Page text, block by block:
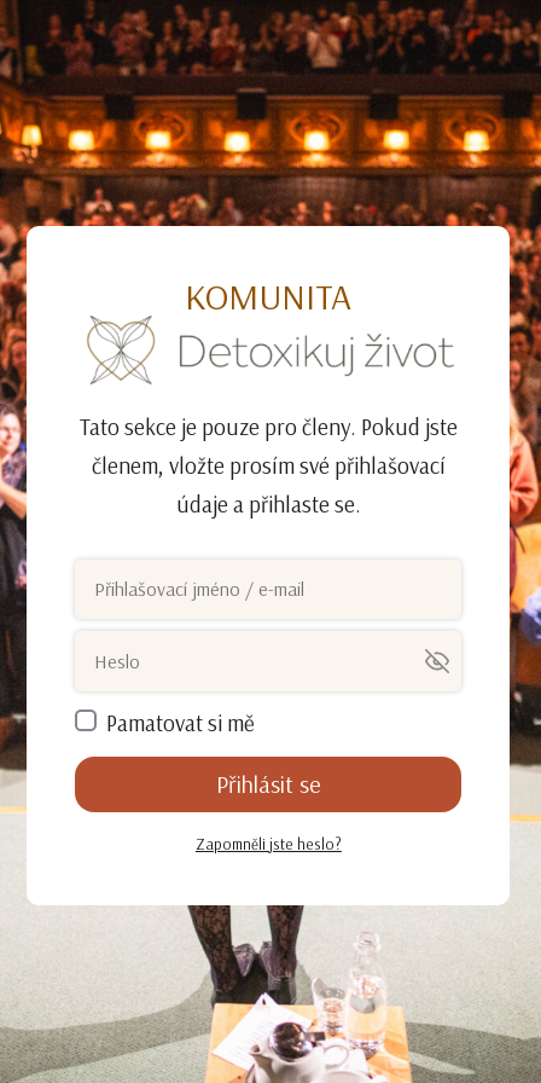
KOMUNITA
Tato sekce je pouze pro členy. Pokud jste
členem, vložte prosím své přihlašovací
údaje a přihlaste se.
Pamatovat si mě
Přihlásit se
Zapomněli jste heslo?